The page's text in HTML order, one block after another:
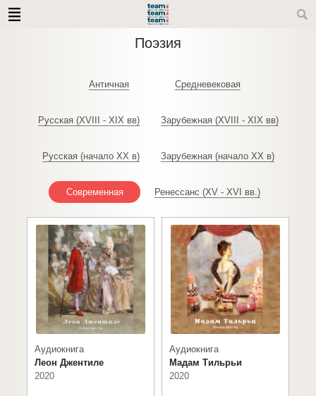
Поэзия
Античная Средневековая
Русская (XVIII - XIX вв) Зарубежная (XVIII - XIX вв)
Русская (начало XX в) Зарубежная (начало XX в)
Современная Ренессанс (XV - XVI вв.)
Аудиокнига
Леон Джентиле
2020
Аудиокнига
Мадам Тильрьи
2020